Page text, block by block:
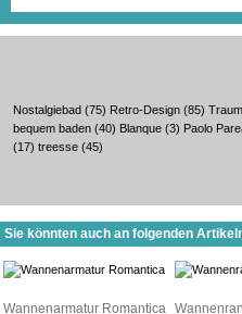
Nostalgiebad (75) Retro-Design (85)
bequem baden (40) Blanque (3) Paolo
(17) treesse (45)
Sie könnten auch an folgenden
Wannenarmatur Romantica